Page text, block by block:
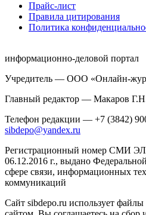
Прайс-лист
Правила цитирования
Политика
информационно-деловой портал
Учредитель — ООО «Онлайн-
Главный редактор — Макаров
Телефон редакции — +7 (3842)
sibdepo@yandex.ru
Регистрационный номер СМИ
06.12.2016 г., выдано
сфере связи, информационных
коммуникаций
Сайт sibdepo.ru использует